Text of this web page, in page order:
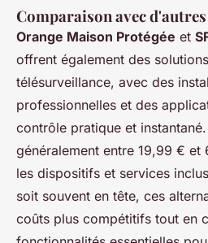
Comparaison avec
Orange Maison Protégée et
offrent également des
télésurveillance, avec des
professionnelles et des
contrôle pratique et
généralement entre 19,99 €
les dispositifs et services
soit souvent en tête, ces
coûts plus compétitifs tout en